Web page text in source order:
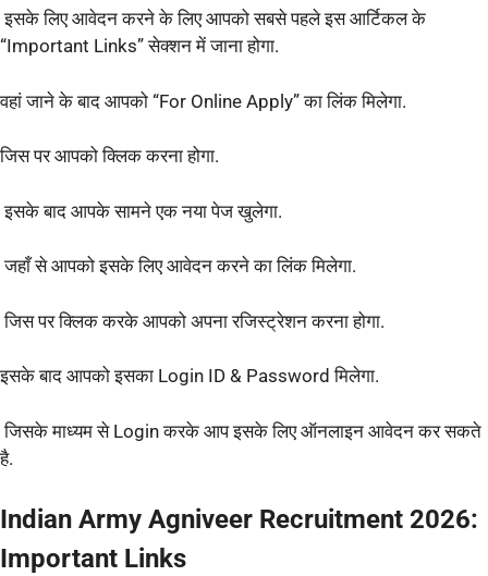
इसके लिए आवेदन करने के लिए आपको सबसे पहले इस आर्टिकल के
“Important Links” सेक्शन में जाना होगा.
वहां जाने के बाद आपको “For Online Apply” का लिंक मिलेगा.
जिस पर आपको क्लिक करना होगा.
इसके बाद आपके सामने एक नया पेज खुलेगा.
जहाँ से आपको इसके लिए आवेदन करने का लिंक मिलेगा.
जिस पर क्लिक करके आपको अपना रजिस्ट्रेशन करना होगा.
इसके बाद आपको इसका Login ID & Password मिलेगा.
जिसके माध्यम से Login करके आप इसके लिए ऑनलाइन आवेदन कर सकते
है.
Indian Army Agniveer Recruitment 2026:
Important Links